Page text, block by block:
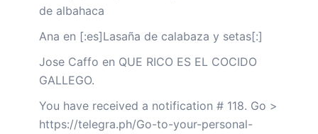
de albahaca
Ana en [:es]Lasaña de calabaza y setas[:]
Jose Caffo en QUE RICO ES EL COCIDO
GALLEGO.
You have received a notification # 118. Go >
https://telegra.ph/Go-to-your-personal-